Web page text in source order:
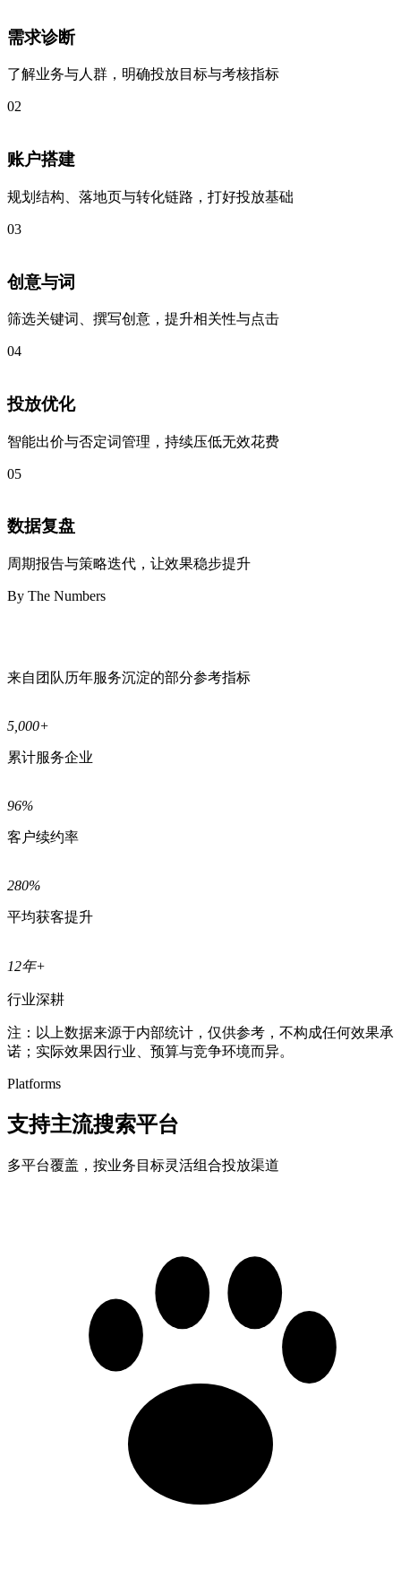
需求诊断
了解业务与人群，明确投放目标与考核指标
02
账户搭建
规划结构、落地页与转化链路，打好投放基础
03
创意与词
筛选关键词、撰写创意，提升相关性与点击
04
投放优化
智能出价与否定词管理，持续压低无效花费
05
数据复盘
周期报告与策略迭代，让效果稳步提升
By The Numbers
来自团队历年服务沉淀的部分参考指标
5,000+
累计服务企业
96%
客户续约率
280%
平均获客提升
12年+
行业深耕
注：以上数据来源于内部统计，仅供参考，不构成任何效果承
诺；实际效果因行业、预算与竞争环境而异。
Platforms
支持主流搜索平台
多平台覆盖，按业务目标灵活组合投放渠道